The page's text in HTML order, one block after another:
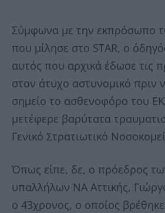
Σύμφωνα με την εκπρόσωπο
που μίλησε στο STAR, o
αυτός που αρχικά έδωσε τις
στον άτυχο αστυνομικό πριν
σημείο το ασθενοφόρο του
μετέφερε βαρύτατα
Γενικό Στρατιωτικό
Όπως είπε, δε, ο πρόεδρος
υπαλλήλων ΝΑ Αττικής,
ο 43χρονος, ο οποίος